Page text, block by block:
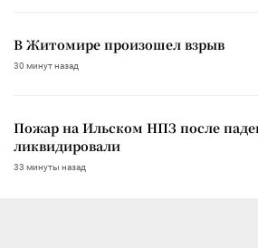
В Житомире произошел взрыв
30 минут назад
Пожар на Ильском НПЗ после
ликвидировали
33 минуты назад